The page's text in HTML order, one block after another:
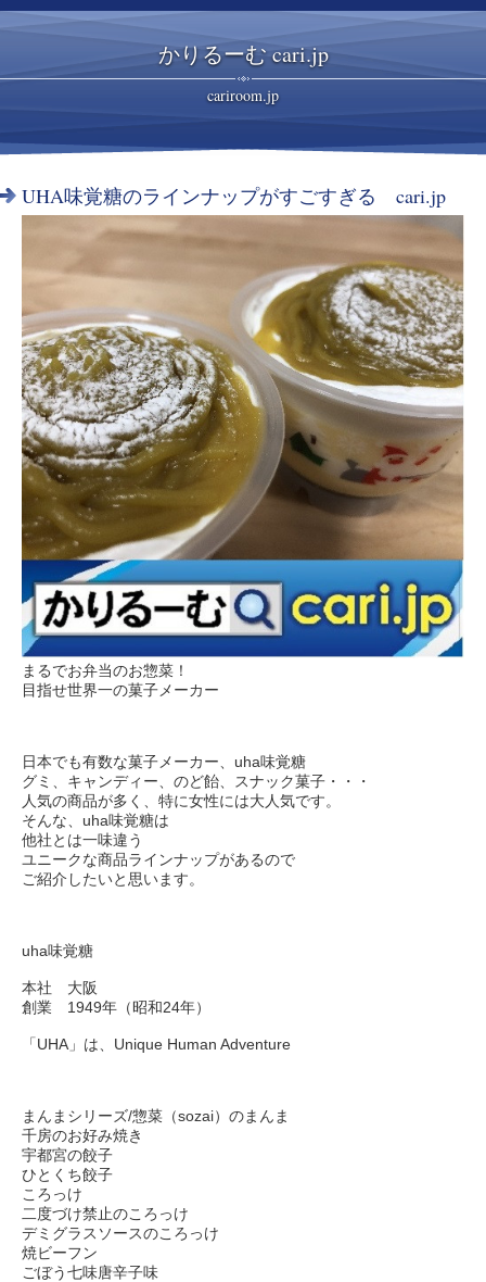
かりるーむ cari.jp
cariroom.jp
UHA味覚糖のラインナップがすごすぎる cari.jp
まるでお弁当のお惣菜！
目指せ世界一の菓子メーカー
日本でも有数な菓子メーカー、uha味覚糖
グミ、キャンディー、のど飴、スナック菓子・・・
人気の商品が多く、特に女性には大人気です。
そんな、uha味覚糖は
他社とは一味違う
ユニークな商品ラインナップがあるので
ご紹介したいと思います。
uha味覚糖
本社 大阪
創業 1949年（昭和24年）
「UHA」は、Unique Human Adventure
まんまシリーズ/惣菜（sozai）のまんま
千房のお好み焼き
宇都宮の餃子
ひとくち餃子
ころっけ
二度づけ禁止のころっけ
デミグラスソースのころっけ
焼ビーフン
ごぼう七味唐辛子味